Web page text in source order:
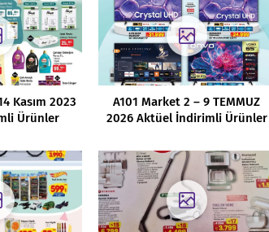
Kasım 2023
Ürünler
A101 Market 2 – 9 TEMMUZ
2026 Aktüel İndirimli Ürünler